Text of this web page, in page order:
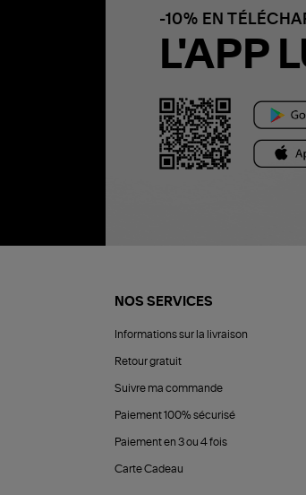
-10% EN
L'APP
NOS SERVICES
Informations sur la livraison
Retour gratuit
Suivre ma commande
Paiement 100% sécurisé
Paiement en 3 ou 4 fois
Carte Cadeau